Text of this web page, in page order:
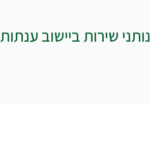
נותני שירות ביישוב ענתות